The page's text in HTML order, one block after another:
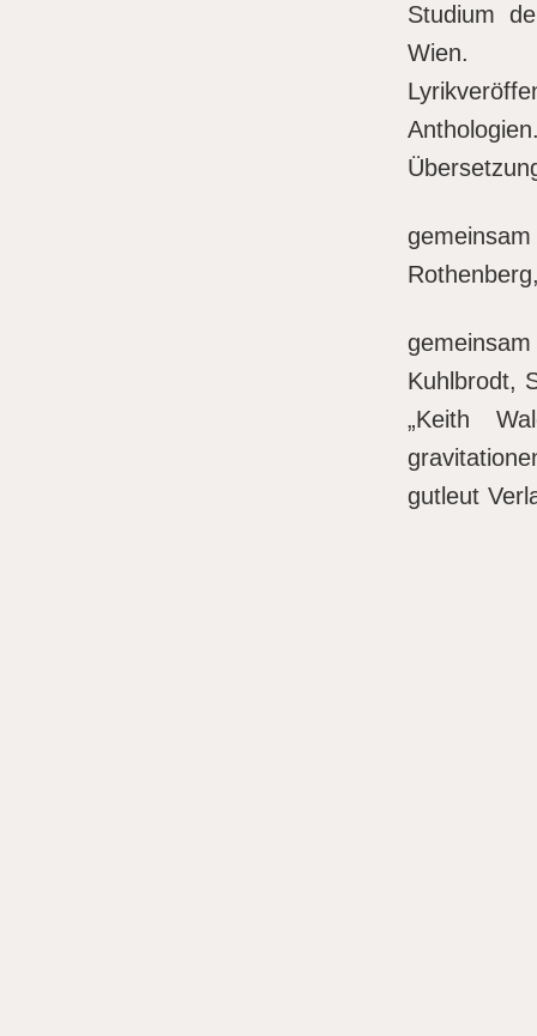
Studium
Wien.
Kuhlbrodt,
„Keith
gutleut